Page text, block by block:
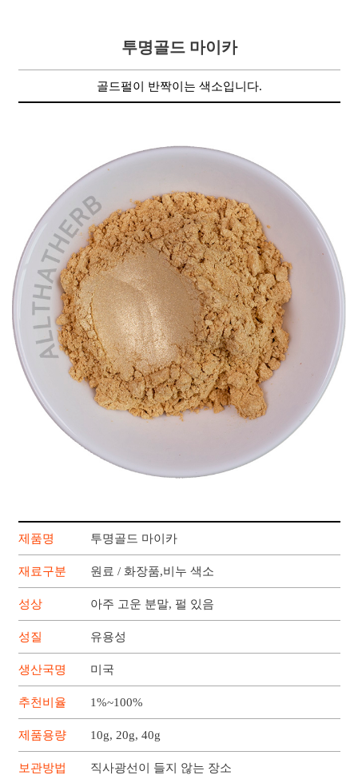
투명골드 마이카
골드펄이 반짝이는 색소입니다.
제품명 투명골드 마이카
재료구분 원료 / 화장품,비누 색소
성상 아주 고운 분말, 펄 있음
성질 유용성
생산국명 미국
추천비율 1%~100%
제품용량 10g, 20g, 40g
보관방법 직사광선이 들지 않는 장소